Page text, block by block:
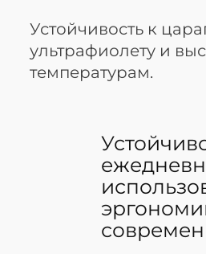
Устойчивость к
ультрафиолету и
температурам.